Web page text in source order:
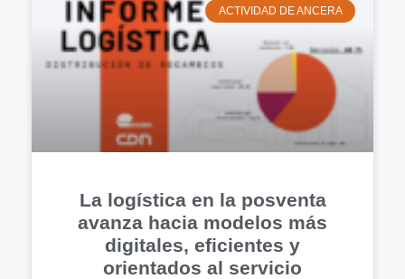
ACTIVIDAD DE ANCERA
La logística en la posventa
avanza hacia modelos más
digitales, eficientes y
orientados al servicio